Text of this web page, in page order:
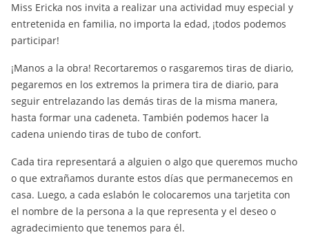
Miss Ericka nos invita a realizar una actividad muy especial y
entretenida en familia, no importa la edad, ¡todos podemos
participar!
¡Manos a la obra! Recortaremos o rasgaremos tiras de diario,
pegaremos en los extremos la primera tira de diario, para
seguir entrelazando las demás tiras de la misma manera,
hasta formar una cadeneta. También podemos hacer la
cadena uniendo tiras de tubo de confort.
Cada tira representará a alguien o algo que queremos mucho
o que extrañamos durante estos días que permanecemos en
casa. Luego, a cada eslabón le colocaremos una tarjetita con
el nombre de la persona a la que representa y el deseo o
agradecimiento que tenemos para él.